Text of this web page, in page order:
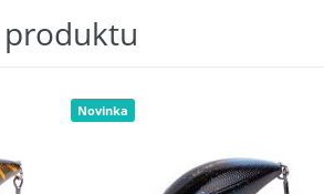
Novinka